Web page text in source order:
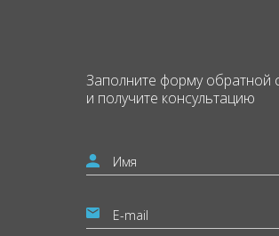
Заполните формуобратной
и получите консультацию